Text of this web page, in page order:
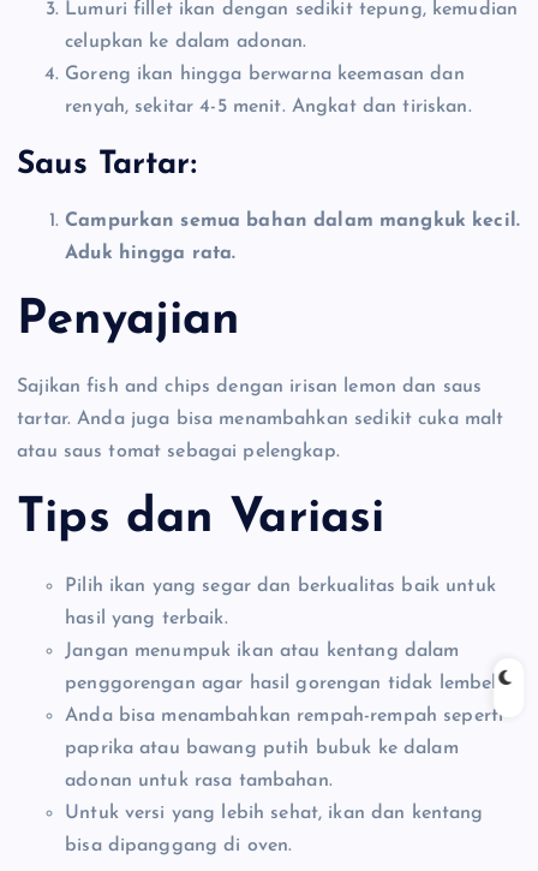
Lumuri fillet ikan dengan sedikit tepung, kemudian
celupkan ke dalam adonan.
Goreng ikan hingga berwarna keemasan dan
renyah, sekitar 4-5 menit. Angkat dan tiriskan.
Saus Tartar:
Campurkan semua bahan dalam mangkuk kecil.
Aduk hingga rata.
Penyajian
Sajikan fish and chips dengan irisan lemon dan saus
tartar. Anda juga bisa menambahkan sedikit cuka malt
atau saus tomat sebagai pelengkap.
Tips dan Variasi
Pilih ikan yang segar dan berkualitas baik untuk
hasil yang terbaik.
Jangan menumpuk ikan atau kentang dalam
penggorengan agar hasil gorengan tidak lembek.
Anda bisa menambahkan rempah-rempah seperti
paprika atau bawang putih bubuk ke dalam
adonan untuk rasa tambahan.
Untuk versi yang lebih sehat, ikan dan kentang
bisa dipanggang di oven.